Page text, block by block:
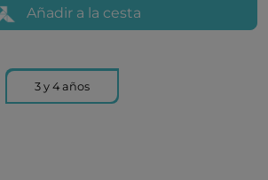
Añadir a la cesta
3 y 4 años